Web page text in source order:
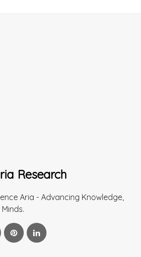
Research
Aria - Advancing Knowledge,